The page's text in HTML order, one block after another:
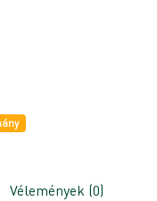
Vélemények (0)